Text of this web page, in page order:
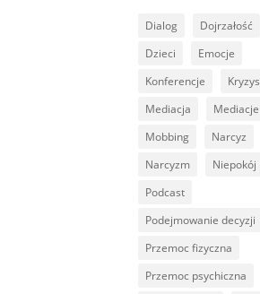
Dialog
Dojrzałość
Dzieci
Emocje
Konferencje
Kryzys
Mediacja
Mediacje
Mobbing
Narcyz
Narcyzm
Niepokój
Podcast
Podejmowanie decyzji
Przemoc fizyczna
Przemoc psychiczna